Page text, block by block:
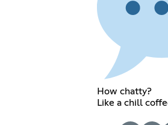
How chatty?
Like a chill